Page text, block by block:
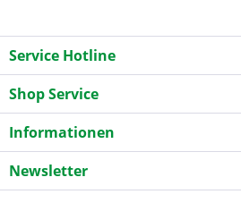
Service Hotline
Shop Service
Informationen
Newsletter